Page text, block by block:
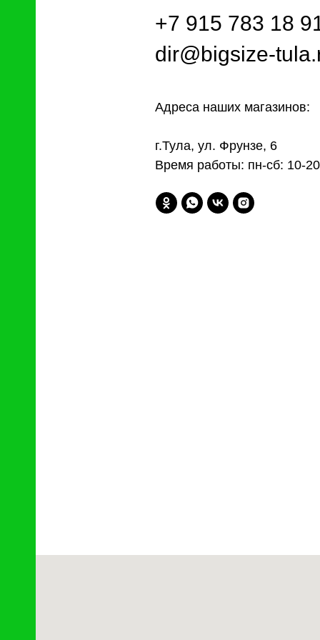
+7 915 783 18
dir@bigsize-
Адреса наших магазинов:
г.Тула, ул. Фрунзе, 6
Время работы: пн-сб: 10-